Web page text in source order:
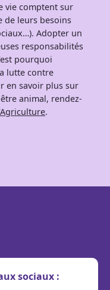
vie comptent sur
de leurs besoins
Adopter un
responsabilités
pourquoi
lutte contre
en savoir plus sur
animal, rendez-
.
sociaux :